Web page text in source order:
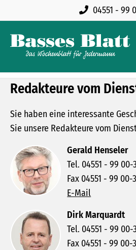
04551 - 99
Redakteure vom
Sie haben eine interessante
Sie unsere Redakteure vom
Gerald Henseler
Tel. 04551 - 99 00-
Fax 04551 - 99 00-
E-Mail
Dirk Marquardt
Tel. 04551 - 99 00-
Fax 04551 - 99 00-